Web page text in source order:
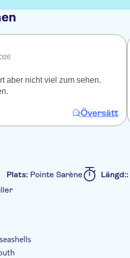
aber nicht viel zum sehen.
Översätt
Plats: Pointe Sarène Längd::
included